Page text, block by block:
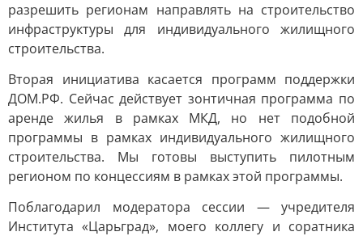
разрешить регионам направлять на строительство
инфраструктуры для индивидуального жилищного
строительства.
Вторая инициатива касается программ поддержки
ДОМ.РФ. Сейчас действует зонтичная программа по
аренде жилья в рамках МКД, но нет подобной
программы в рамках индивидуального жилищного
строительства. Мы готовы выступить пилотным
регионом по концессиям в рамках этой программы.
Поблагодарил модератора сессии — учредителя
Института «Царьград», моего коллегу и соратника